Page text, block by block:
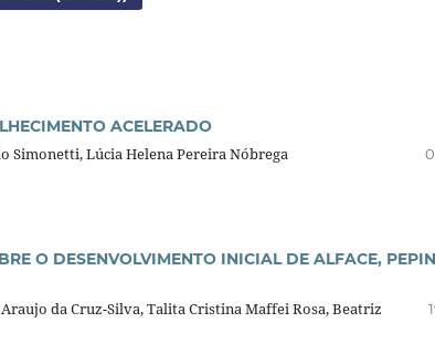
ACELERADO
Simonetti, Lúcia Helena Pereira Nóbrega
O DESENVOLVIMENTO INICIAL DE ALFACE,
da Cruz-Silva, Talita Cristina Maffei Rosa, Beatriz